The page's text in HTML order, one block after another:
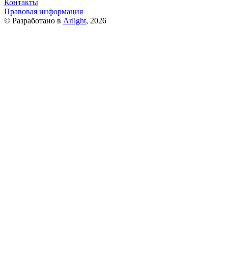
Контакты
Правовая информация
© Разработано в Arlight, 2026